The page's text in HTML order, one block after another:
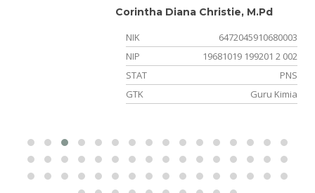
Corintha Diana Christie, M.Pd
NIK
6472045910680003
NIP
19681019 199201 2 002
STAT
PNS
GTK
Guru Kimia